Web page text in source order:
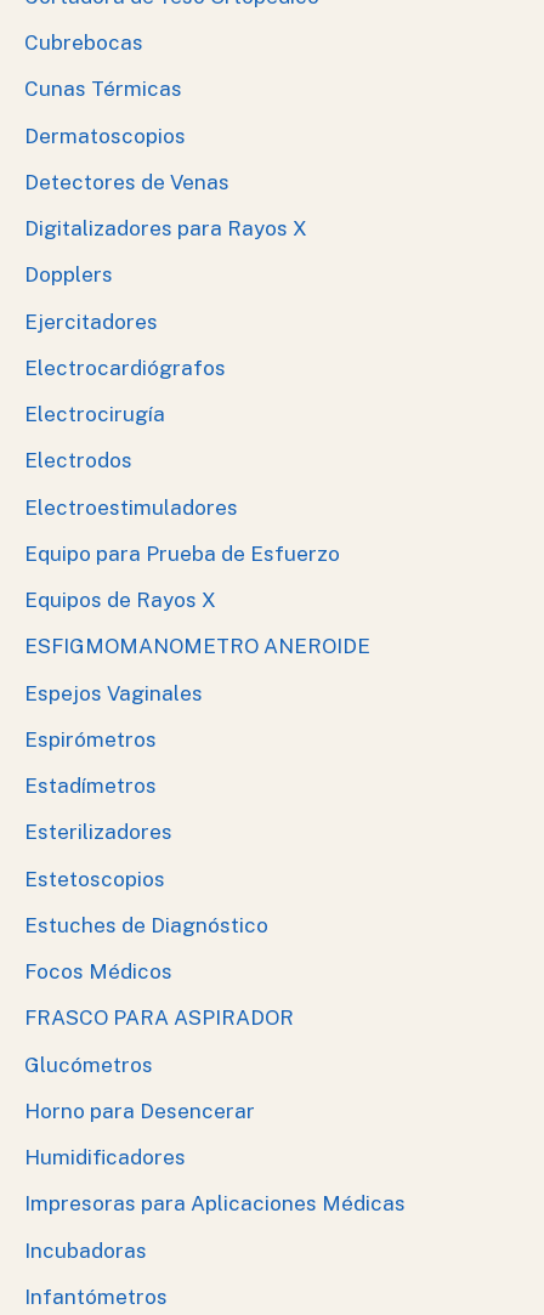
Cubrebocas
Cunas Térmicas
Dermatoscopios
Detectores de Venas
Digitalizadores para Rayos X
Dopplers
Ejercitadores
Electrocardiógrafos
Electrocirugía
Electrodos
Electroestimuladores
Equipo para Prueba de Esfuerzo
Equipos de Rayos X
ESFIGMOMANOMETRO ANEROIDE
Espejos Vaginales
Espirómetros
Estadímetros
Esterilizadores
Estetoscopios
Estuches de Diagnóstico
Focos Médicos
FRASCO PARA ASPIRADOR
Glucómetros
Horno para Desencerar
Humidificadores
Impresoras para Aplicaciones Médicas
Incubadoras
Infantómetros